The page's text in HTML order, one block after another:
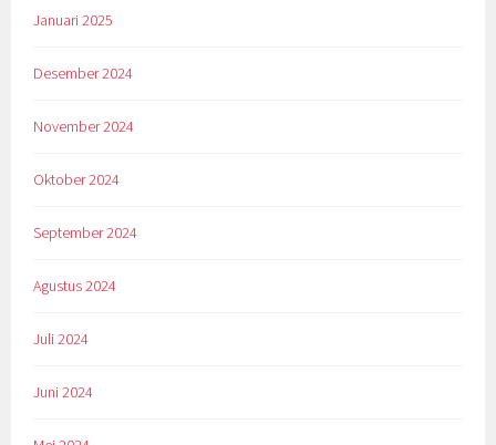
Januari 2025
Desember 2024
November 2024
Oktober 2024
September 2024
Agustus 2024
Juli 2024
Juni 2024